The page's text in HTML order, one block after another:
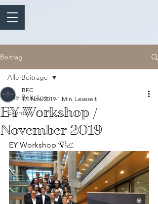
Beitrag
Alle Beiträge
Events
Alle Beiträge
EY Workshop /
November 2019
BFC
17. Nov. 2019 1 Min. Lesezeit
EY Workshop 💡📈